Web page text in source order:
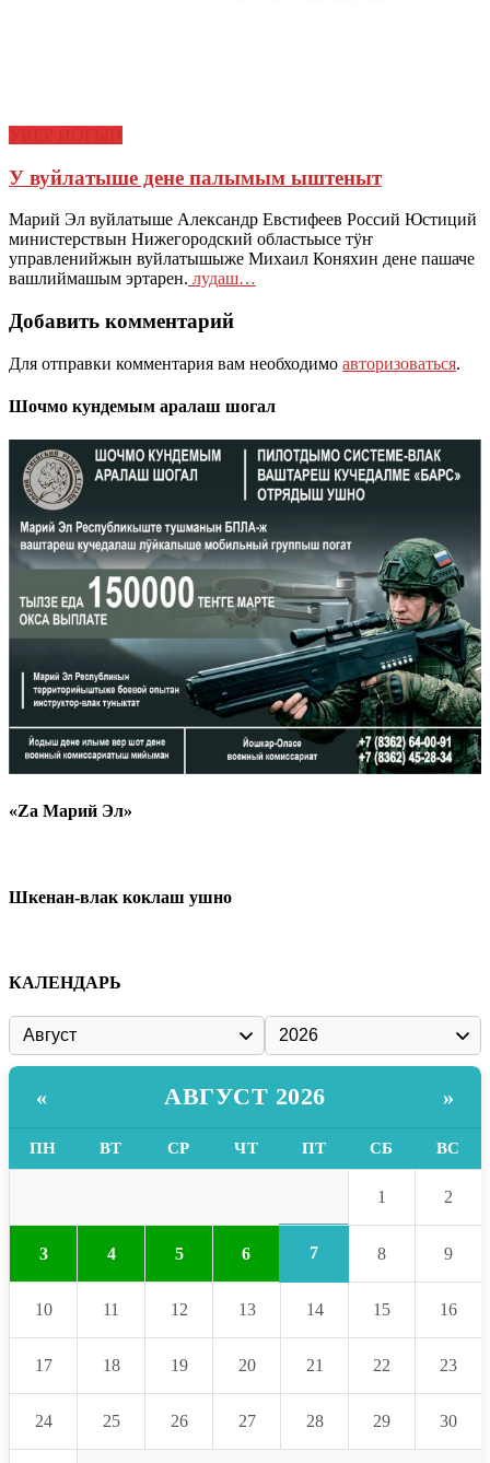
У вуйлатыше дене палымым ыштеныт
Марий Эл вуйлатыше Александр Евстифеев Россий Юстиций
министерствын Нижегородский областьысе тӱҥ
управленийжын вуйлатышыже Михаил Коняхин дене пашаче
вашлиймашым эртарен. лудаш…
Добавить комментарий
Для отправки комментария вам необходимо авторизоваться.
Шочмо кундемым аралаш шогал
«Zа Марий Эл»
Шкенан-влак коклаш ушно
КАЛЕНДАРЬ
« АВГУСТ 2026 »
ПН ВТ СР ЧТ ПТ СБ ВС
1 2
3 4 5 6 7 8 9
10 11 12 13 14 15 16
17 18 19 20 21 22 23
24 25 26 27 28 29 30